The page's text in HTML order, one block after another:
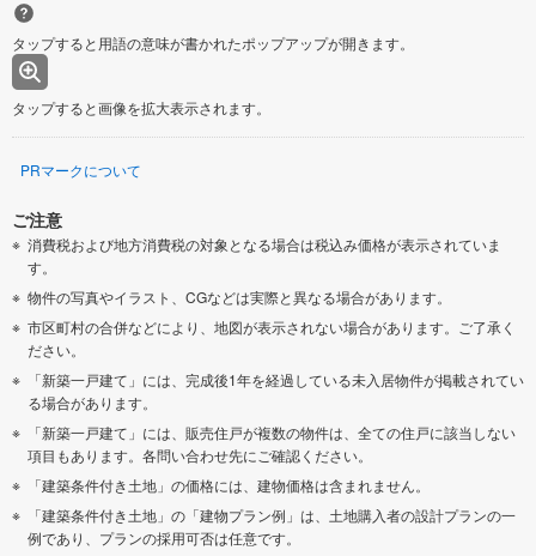
タップすると用語の意味が書かれたポップアップが開きます。
タップすると画像を拡大表示されます。
PRマークについて
ご注意
消費税および地方消費税の対象となる場合は税込み価格が表示されていま
す。
物件の写真やイラスト、CGなどは実際と異なる場合があります。
市区町村の合併などにより、地図が表示されない場合があります。ご了承く
ださい。
「新築一戸建て」には、完成後1年を経過している未入居物件が掲載されてい
る場合があります。
「新築一戸建て」には、販売住戸が複数の物件は、全ての住戸に該当しない
項目もあります。各問い合わせ先にご確認ください。
「建築条件付き土地」の価格には、建物価格は含まれません。
「建築条件付き土地」の「建物プラン例」は、土地購入者の設計プランの一
例であり、プランの採用可否は任意です。